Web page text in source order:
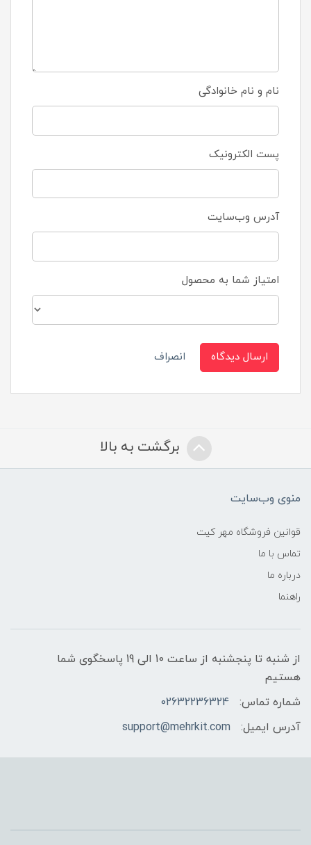
نام و نام خانوادگی
پست الکترونیک
آدرس وب‌سایت
امتیاز شما به محصول
ارسال دیدگاه انصراف
برگشت به بالا
منوی وب‌سایت
قوانین فروشگاه مهر کیت
تماس با ما
درباره ما
راهنما
از شنبه تا پنجشنبه از ساعت 10 الی 19 پاسخگوی شما
هستیم
شماره تماس:
02632236324
آدرس ایمیل:
support@mehrkit.com